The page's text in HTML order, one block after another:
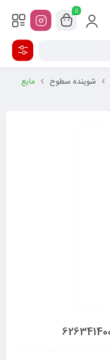
0
شوینده سطوح
مایع